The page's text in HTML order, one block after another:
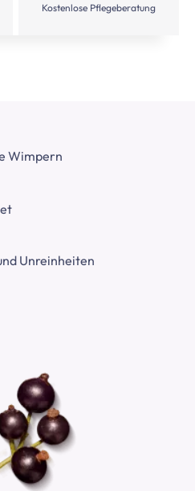
Kostenlose Pflegeberatung
Wimpern
Unreinheiten